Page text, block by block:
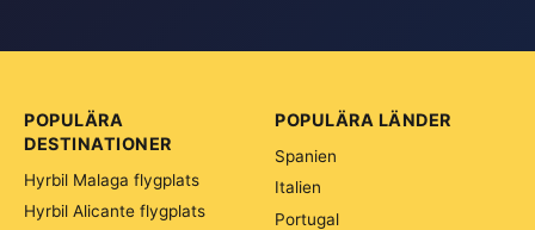
POPULÄRA
DESTINATIONER
Hyrbil Malaga flygplats
Hyrbil Alicante flygplats
POPULÄRA LÄNDER
Spanien
Italien
Portugal